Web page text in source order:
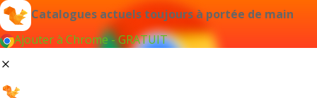
Catalogues actuels toujours à portée de main
Ajouter à Chrome - GRATUIT